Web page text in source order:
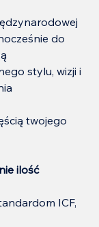
do
stylu, wizji i
twojego
ilość
ICF,